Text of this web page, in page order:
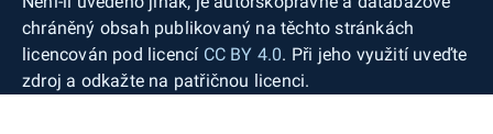
chráněný obsah publikovaný na těchto stránkách
licencován pod licencí CC BY 4.0. Při jeho využití uveďte
zdroj a odkažte na patřičnou licenci.